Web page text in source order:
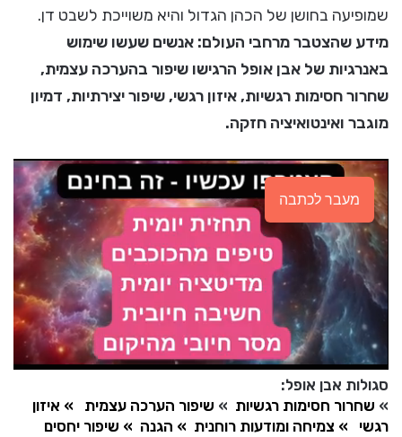
שמופיעה בחושן של הכהן הגדול והיא משוייכת לשבט דן.
מידע שהצטבר מרחבי העולם: אנשים שעשו שימוש
באנרגיות של אבן אופל הרגישו שיפור בהערכה עצמית,
שחרור חסימות רגשיות, איזון רגשי, שיפור יצירתיות, דמיון
מוגבר ואינטואיציה חזקה.
מעבר לכתבה
סגולות אבן אופל:
» שחרור חסימות רגשיות » שיפור הערכה עצמית
» איזון
רגשי » צמיחה ומודעות רוחנית » הגנה » שיפור יחסים